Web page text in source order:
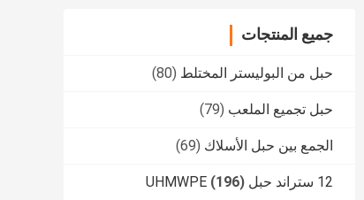
جميع المنتجات
حبل من البوليستر المختلط (80)
حبل تجميع الملعب (79)
الجمع بين حبل الأسلاك (69)
12 ستراند حبل UHMWPE (196)